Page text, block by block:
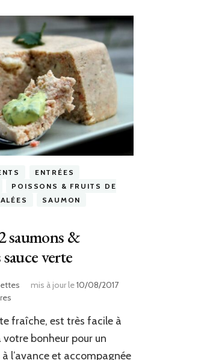
ENTRÉES
POISSONS & FRUITS DE
SAUMON
saumons &
verte
mis à jour le10/08/2017
sur
aux
2
fraîche, est très facile à
votre bonheur pour un
l’avance et accompagnée